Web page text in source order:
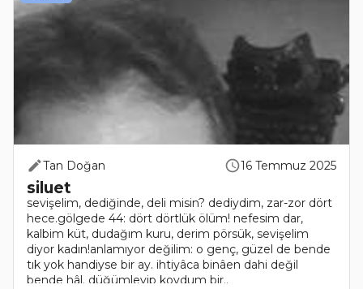
Tan Doğan 16 Temmuz 2025
siluet
sevişelim, dediğinde, deli misin? dediydim, zar-zor dört
hece.gölgede 44: dört dörtlük ölüm! nefesim dar,
kalbim küt, dudağım kuru, derim pörsük, sevişelim
diyor kadın!anlamıyor değilim: o genç, güzel de bende
tık yok handiyse bir ay. ihtiyâca binâen dahi değil
bende hâl. düğümleyip koydum bir..